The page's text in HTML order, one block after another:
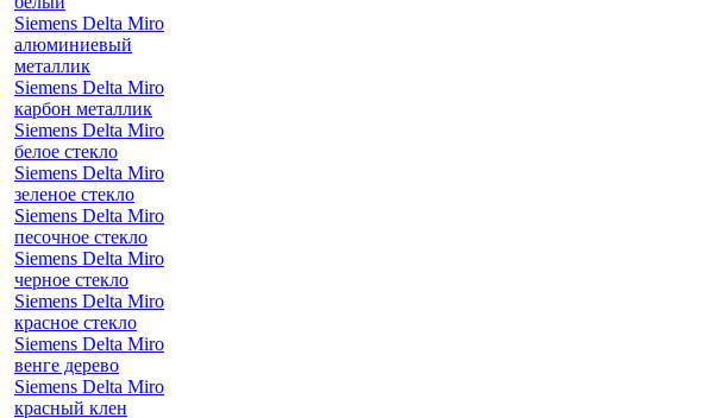
Siemens Delta Miro
алюминиевый
металлик
Siemens Delta Miro
карбон металлик
Siemens Delta Miro
белое стекло
Siemens Delta Miro
зеленое стекло
Siemens Delta Miro
песочное стекло
Siemens Delta Miro
черное стекло
Siemens Delta Miro
красное стекло
Siemens Delta Miro
венге дерево
Siemens Delta Miro
красный клен